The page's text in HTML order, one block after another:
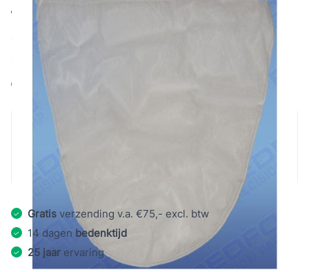
4 LITER FILTERZAK / STRAINER BAG 14-
Op voorraad
€ 2,65
Excl. BTW:
Gratis verzending v.a. €75,- excl. btw
14 dagen bedenktijd
25 jaar ervaring